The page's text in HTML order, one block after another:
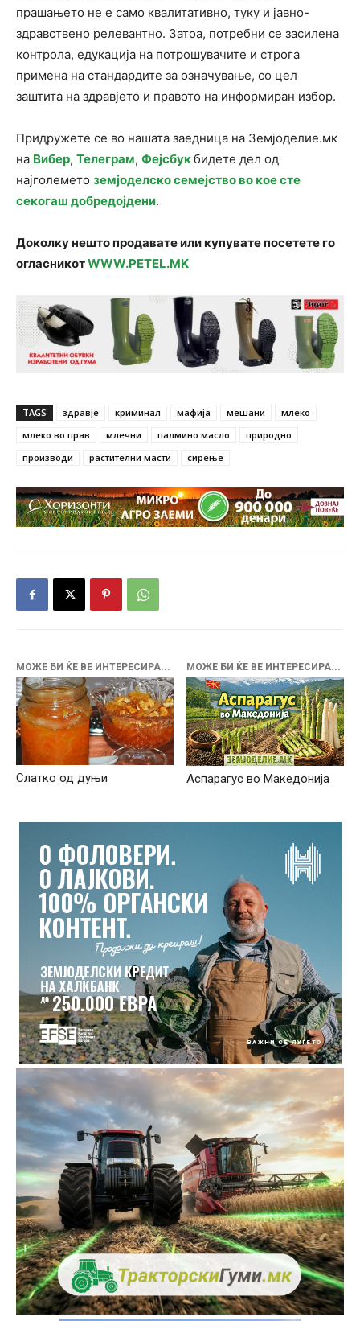
прашањето не е само квалитативно, туку и јавно-
здравствено релевантно. Затоа, потребни се засилена
контрола, едукација на потрошувачите и строга
примена на стандардите за означување, со цел
заштита на здравјето и правото на информиран избор.
Придружете се во нашата заедница на Земјоделие.мк
на Вибер, Телеграм, Фејсбукбидете дел од
најголемето земјоделско семејство во кое сте
секогаш добредојдени.
Доколку нешто продавате или купувате посетете го
огласникотWWW.PETEL.MK
TAGS здравје криминал мафија мешани
млеко
млеко во прав
млечни палмино масло
природно
производи
растителни масти сирење
МОЖЕ БИ ЌЕ ВЕ ИНТЕРЕСИРА...
Слатко од дуњи
МОЖЕ БИ ЌЕ ВЕ ИНТЕРЕСИРА...
Аспарагус во Македонија